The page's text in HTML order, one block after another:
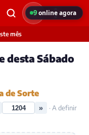
mês
desta Sábado
de Sorte
» · A definir
9online agora